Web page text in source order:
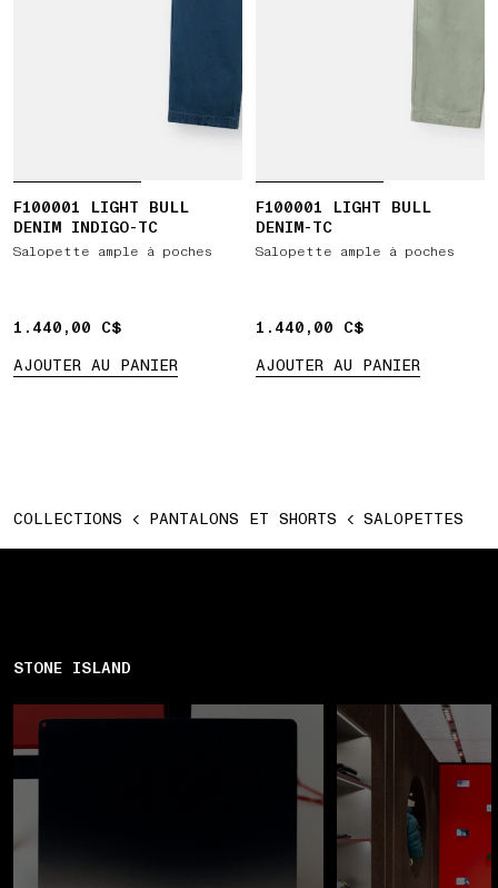
F100001 LIGHT BULL
DENIM INDIGO-TC
Salopette ample à poches
1.440,00 C$
1.440,00 C$
AJOUTER AU PANIER
F100001 LIGHT BULL
DENIM-TC
Salopette ample à poches
1.440,00 C$
1.440,00 C$
AJOUTER AU PANIER
COLLECTIONS PANTALONS ET SHORTS SALOPETTES
STONE ISLAND